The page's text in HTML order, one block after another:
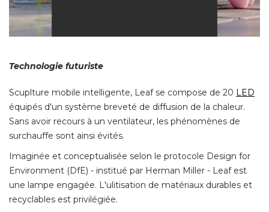
Technologie futuriste
Scuplture mobile intelligente, Leaf se compose de 20 LED
équipés d'un système breveté de diffusion de la chaleur.
Sans avoir recours à un ventilateur, les phénomènes de
surchauffe sont ainsi évités.
Imaginée et conceptualisée selon le protocole Design for
Environment (DfE) - institué par Herman Miller - Leaf est
une lampe engagée. L'ulitisation de matériaux durables et
recyclables est privilégiée.